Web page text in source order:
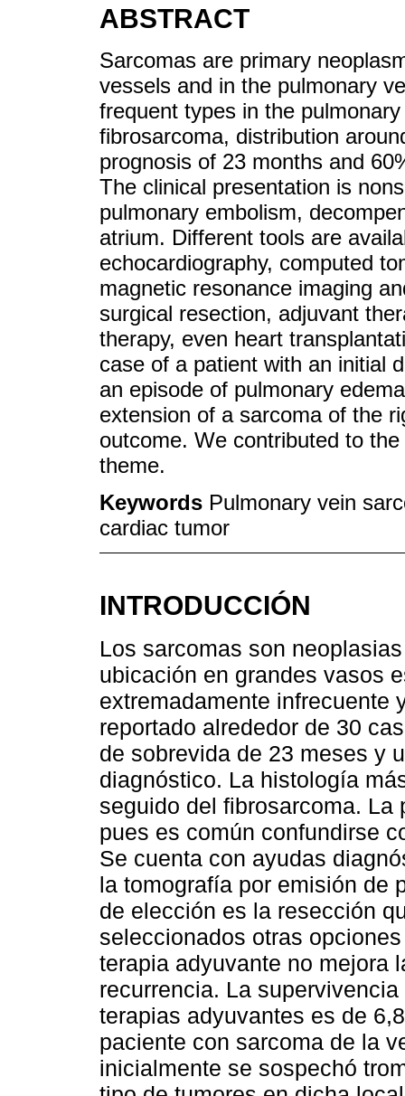
ABSTRACT
Sarcomas are primary
vessels and in the pulmonary
frequent types in the
fibrosarcoma, distribution
prognosis of 23 months and
The clinical presentation is
pulmonary embolism,
atrium. Different tools are
echocardiography, computed
magnetic resonance imaging
surgical resection, adjuvant
therapy, even heart
case of a patient with an initial
an episode of pulmonary
extension of a sarcoma of the
outcome. We contributed to
theme.
Keywords Pulmonary vein
cardiac tumor
INTRODUCCIÓN
Los sarcomas son
ubicación en grandes vasos
extremadamente infrecuente
reportado alrededor de 30
de sobrevida de 23 meses y
diagnóstico. La histología
seguido del fibrosarcoma.
pues es común confundirse
Se cuenta con ayudas
la tomografía por emisión de
de elección es la resección
seleccionados otras
terapia adyuvante no mejora
recurrencia. La
terapias adyuvantes es de
paciente con sarcoma de la
inicialmente se sospechó